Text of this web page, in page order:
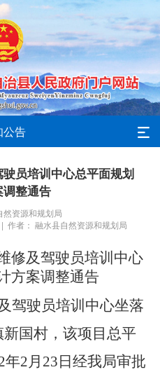
公告
员培训中心总平面规划
整通告
然资源和规划局
者： 融水县自然资源和规划局
修及驾驶员培训中心
方案调整通告
驾驶员培训中心坐落
国村，该项目总平
2月23日经我局审批